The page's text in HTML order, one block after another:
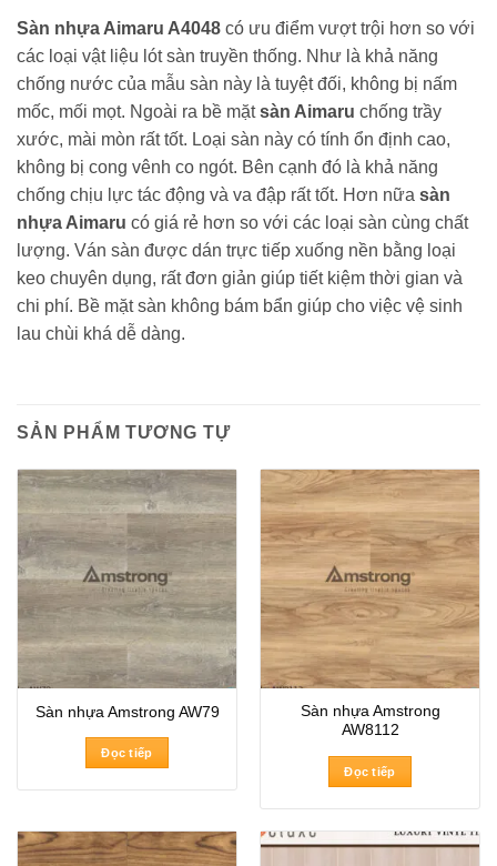
Sàn nhựa Aimaru A4048 có ưu điểm vượt trội hơn so với
các loại vật liệu lót sàn truyền thống. Như là khả năng
chống nước của mẫu sàn này là tuyệt đối, không bị nấm
mốc, mối mọt. Ngoài ra bề mặtsàn Aimaru chống trầy
xước, mài mòn rất tốt. Loại sàn này có tính ổn định cao,
không bị cong vênh co ngót. Bên cạnh đó là khả năng
chống chịu lực tác động và va đập rất tốt. Hơn nữa sàn
nhựa Aimaru có giá rẻ hơn so với các loại sàn cùng chất
lượng. Ván sàn được dán trực tiếp xuống nền bằng loại
keo chuyên dụng, rất đơn giản giúp tiết kiệm thời gian và
chi phí. Bề mặt sàn không bám bẩn giúp cho việc vệ sinh
lau chùi khá dễ dàng.
SẢN PHẨM TƯƠNG TỰ
Sàn nhựa Amstrong AW79
Đọc tiếp
Sàn nhựa Amstrong
AW8112
Đọc tiếp